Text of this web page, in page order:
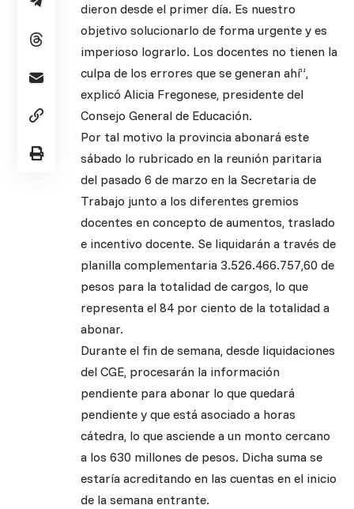
dieron desde el primer día. Es nuestro
objetivo solucionarlo de forma urgente y es
imperioso lograrlo. Los docentes no tienen la
culpa de los errores que se generan ahí”,
explicó Alicia Fregonese, presidente del
Consejo General de Educación.
Por tal motivo la provincia abonará este
sábado lo rubricado en la reunión paritaria
del pasado 6 de marzo en la Secretaria de
Trabajo junto a los diferentes gremios
docentes en concepto de aumentos, traslado
e incentivo docente. Se liquidarán a través de
planilla complementaria 3.526.466.757,60 de
pesos para la totalidad de cargos, lo que
representa el 84 por ciento de la totalidad a
abonar.
Durante el fin de semana, desde liquidaciones
del CGE, procesarán la información
pendiente para abonar lo que quedará
pendiente y que está asociado a horas
cátedra, lo que asciende a un monto cercano
a los 630 millones de pesos. Dicha suma se
estaría acreditando en las cuentas en el inicio
de la semana entrante.